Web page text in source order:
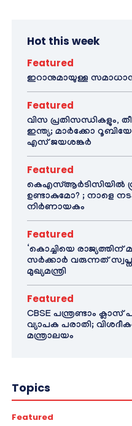
Hot this week
Featured
ഇറാനുമായുള്ള
Featured
വിസ പ്രതിസന്ധികളും,
ഇന്ത്യ; മാർക്കോ
എസ് ജയശങ്കർ
Featured
കെഎസ്ആർടിസിയിൽ
ഉണ്ടാകുമോ? ; നാളെ
നിർണായകം
Featured
‘കൊച്ചിയെ
സർക്കാർ വരുന്നത്
മുഖ്യമന്ത്രി
Featured
CBSE പന്ത്രണ്ടാം
വ്യാപക പരാതി;
മന്ത്രാലയം
Topics
Featured